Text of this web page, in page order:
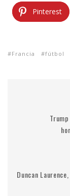
Pinterest
Francia fútbol
Duncan